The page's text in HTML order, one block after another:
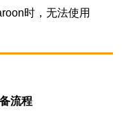
时，无法使用
流程